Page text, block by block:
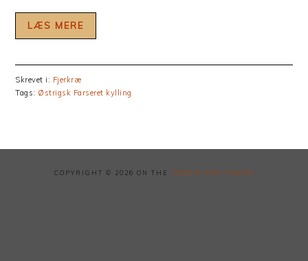
LÆS MERE
Skrevet i: Fjerkræ
Tags: Østrigsk Farseret kylling
COPYRIGHT © 2026 ON THE FOODIE PRO THEME